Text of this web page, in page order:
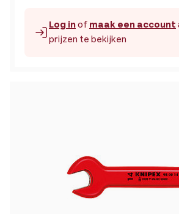
Log inof maak een account
prijzen te bekijken